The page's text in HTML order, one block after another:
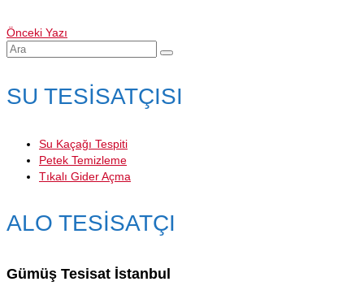
Önceki Yazı
Şunu
SU TESİSATÇISI
Su Kaçağı Tespiti
Petek Temizleme
Tıkalı Gider Açma
ALO TESİSATÇI
Gümüş Tesisat İstanbul